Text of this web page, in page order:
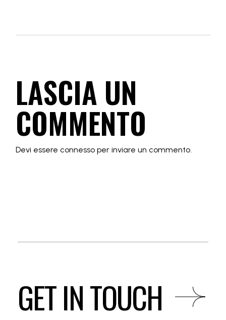
LASCIA UN
COMMENTO
Devi essereconnesso per inviare un commento.
GET IN TOUCH